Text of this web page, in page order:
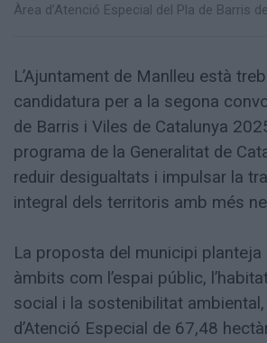
Àrea d’Atenció Especial del Pla de Barris
L’Ajuntament de Manlleu està
candidatura per a la segona
de Barris i Viles de Catalunya
programa de la Generalitat de
reduir desigualtats i impulsar la
integral dels territoris amb més
La proposta del municipi
àmbits com l’espai públic,
social i la sostenibilitat ambiental,
d’Atenció Especial de 67,48